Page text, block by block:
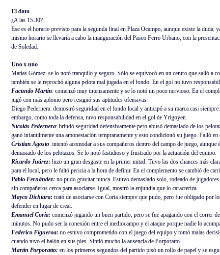
El dato
¿A las 15.30?
Ese es el horario previsto para la segunda final en Plaza Ocampo, aunque existe la duda,
mismo horario se llevaría a cabo la inauguración del Paseo Ferro Urbano, con la
de Soledad.
Uno x uno
Matías Gómez: se lo notó tranquilo y seguro. Sólo se equivocó en un centro que salió a
también se le reprochó alguna pelota mal jugada en el fondo. En el gol no tuvo
Facundo Martín: comenzó muy intensamente y se lo notó un poco nervioso. En el
jugó con más aplomo pero resignó sus aptitudes ofensivas.
Diego Pedernera: demostró seguridad en el fondo local y anticipó a su marca casi
embargo, como toda la defensa, tuvo responsabilidad en el gol de Yrigoyen.
Nicolás Pedernera: brindó seguridad defensivamente pero abusó demasiado de los
ganó infantilmente una amonestación tempranamente y esto condicionó su juego. Falló
Cristian Agosto: intentó acomodar a sus compañeros dentro del campo de juego, aunque
demasiado de los pelotazos. Se lo notó fastidioso y frustrado por la actuación del equipo.
Ricardo Juárez: hizo un gran desgaste en la primer mitad. Tuvo las dos chances más
para el local, pero le faltó pericia a la hora de definir. En el complemento se cambió de
Pablo Fernández: no pudo gravitar nunca. Estuvo demasiado solo, rodeado de
sin compañeros cerca para asociarse. Igual, mostró la enjundia que lo caracteriza.
Mayco Dichiara: trató de asociarse con Coria siempre que pudo, pero fue obligado por
defender en lugar de crear.
Emanuel Coria: comenzó jugando un buen partido, pero se fue apagando con el correr
minutos. No pudo ser la conexión entre el mediocampo y el ataque porque nadie lo
Federico Figueroa: no estuvo comprometido con el juego del equipo y tomó malas
cuando tuvo el balón en sus pies. Sintió mucho la ausencia de Porporatto.
Martín Porporatto: en los primeros segundos del partido pisó un rollo de papel y se